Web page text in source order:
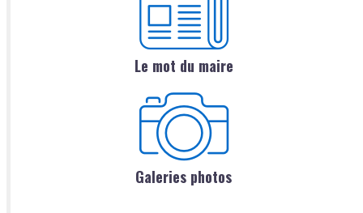
Le mot du maire
Galeries photos